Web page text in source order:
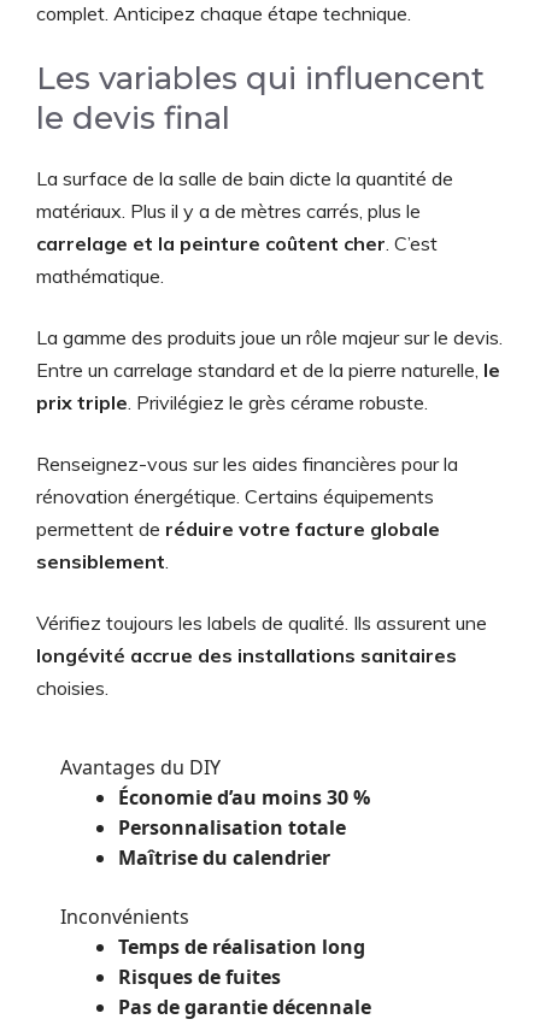
complet. Anticipez chaque étape technique.
Les variables qui influencent
le devis final
La surface de la salle de bain dicte la quantité de
matériaux. Plus il y a de mètres carrés, plus le
carrelage et la peinture coûtent cher. C’est
mathématique.
La gamme des produits joue un rôle majeur sur le devis.
Entre un carrelage standard et de la pierre naturelle, le
prix triple. Privilégiez le grès cérame robuste.
Renseignez-vous sur les aides financières pour la
rénovation énergétique. Certains équipements
permettent de réduire votre facture globale
sensiblement.
Vérifiez toujours les labels de qualité. Ils assurent une
longévité accrue des installations sanitaires
choisies.
Avantages du DIY
Économie d’au moins 30 %
Personnalisation totale
Maîtrise du calendrier
Inconvénients
Temps de réalisation long
Risques de fuites
Pas de garantie décennale